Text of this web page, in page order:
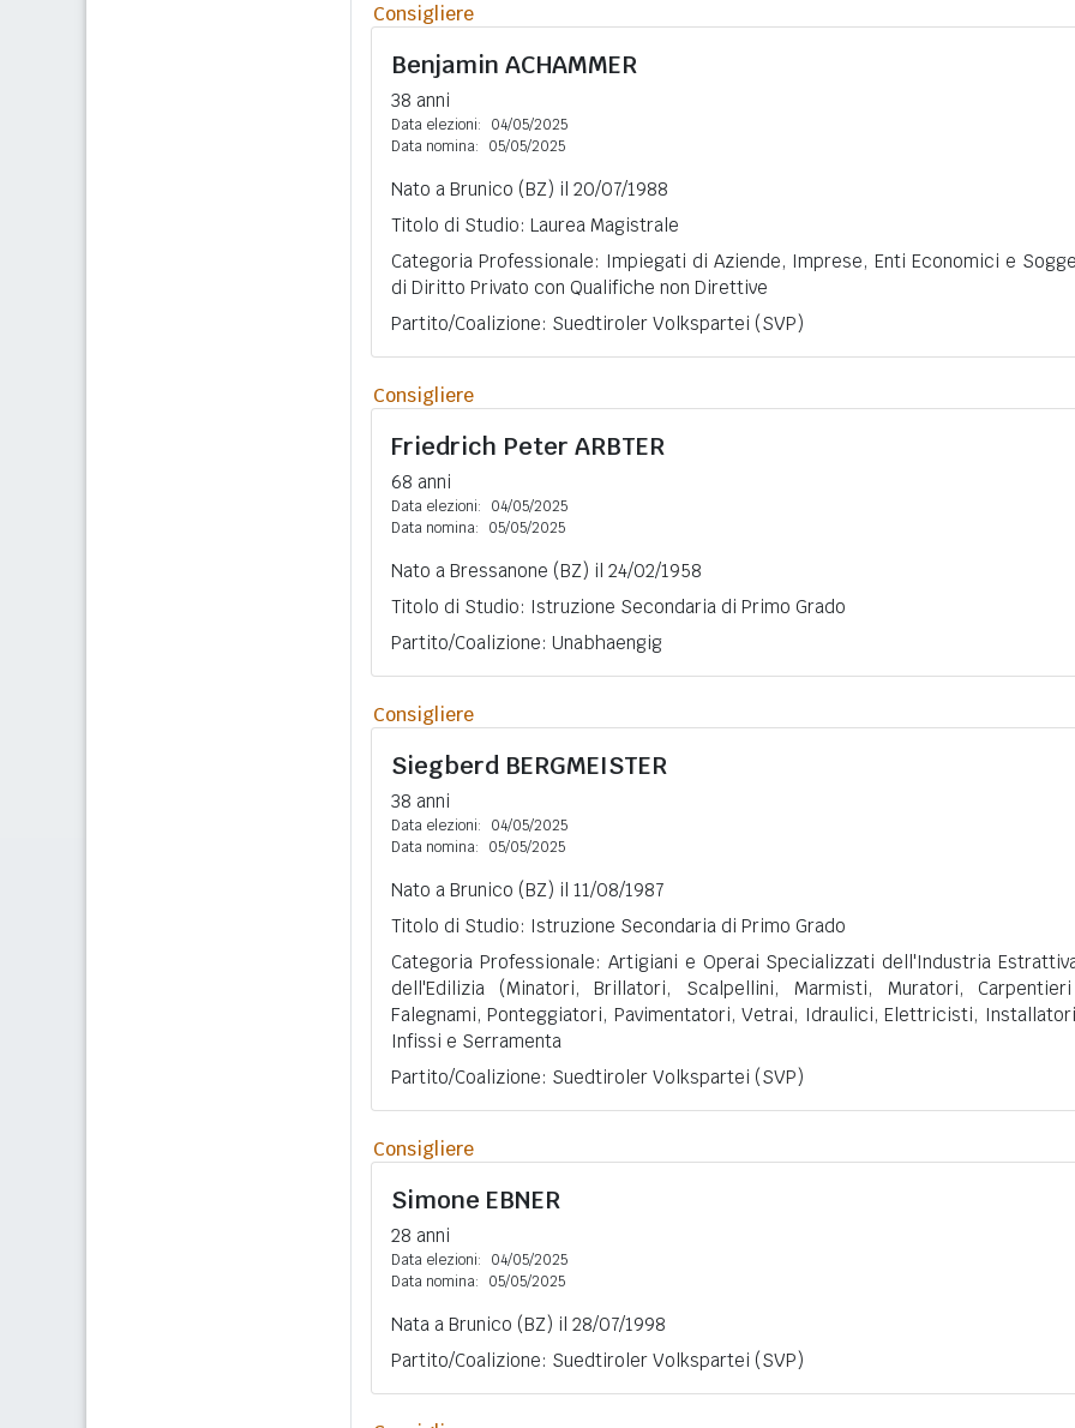
Consigliere
Benjamin ACHAMMER
38 anni
Data elezioni:
04/05/2025
Data nomina:
05/05/2025
Nato a Brunico (BZ) il 20/07/1988
Titolo di Studio: Laurea Magistrale
Categoria Professionale: Impiegati di Aziende, Imprese, Enti Economici e
di Diritto Privato con Qualifiche non Direttive
Partito/Coalizione: Suedtiroler Volkspartei (SVP)
Consigliere
Friedrich Peter ARBTER
68 anni
Data elezioni:
04/05/2025
Data nomina:
05/05/2025
Nato a Bressanone (BZ) il 24/02/1958
Titolo di Studio: Istruzione Secondaria di Primo Grado
Partito/Coalizione: Unabhaengig
Consigliere
Siegberd BERGMEISTER
38 anni
Data elezioni:
04/05/2025
Data nomina:
05/05/2025
Nato a Brunico (BZ) il 11/08/1987
Titolo di Studio: Istruzione Secondaria di Primo Grado
Categoria Professionale: Artigiani e Operai Specializzati dell'Industria
dell'Edilizia (Minatori, Brillatori, Scalpellini, Marmisti, Muratori,
Falegnami, Ponteggiatori, Pavimentatori, Vetrai, Idraulici, Elettricisti,
Infissi e Serramenta
Partito/Coalizione: Suedtiroler Volkspartei (SVP)
Consigliere
Simone EBNER
28 anni
Data elezioni:
04/05/2025
Data nomina:
05/05/2025
Nata a Brunico (BZ) il 28/07/1998
Partito/Coalizione: Suedtiroler Volkspartei (SVP)